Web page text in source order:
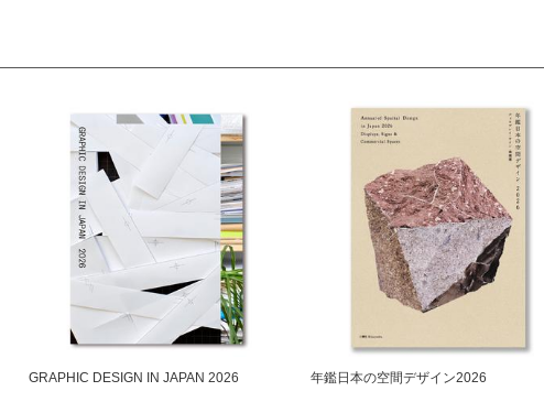
GRAPHIC DESIGN IN JAPAN 2026 年鑑日本の空間デザイン2026